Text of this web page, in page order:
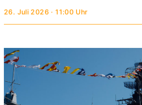
26. Juli 2026 · 11:00 Uhr